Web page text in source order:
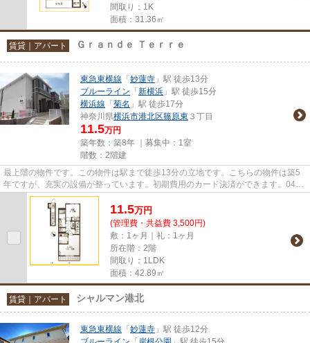
間取り：1K
面積：31.36㎡
賃貸｜アパート Ｇｒａｎｄｅ Ｔｅｒｒｅ
東急東横線 「 妙蓮寺 」駅 徒歩13分
ブルーライン 「 新横浜 」駅 徒歩15分
横浜線 「 菊名 」駅 徒歩17分
神奈川県横浜市港北区篠原東 ３丁目
11.5万円
築年数：築8年 ｜募集中： 1室
階数：2階建
最上階の物件です。この物件は駅まで徒歩13分の立地です。こちらの物件は築5
年ですが、充実の設備が整っています。初期費用のカード決済ができます。045-
620-0043またはchintai@kanooy...
11.5万円
(管理費・共益費 3,500円)
敷：1ヶ月｜礼：1ヶ月
所在階：2階
間取り：1LDK
面積：42.89㎡
賃貸｜アパート シャルマン港北
東急東横線 「 妙蓮寺 」駅 徒歩12分